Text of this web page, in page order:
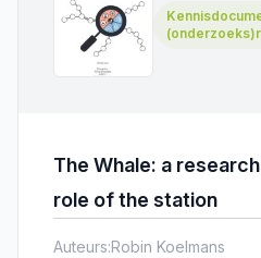
The Whale: a
role of the station
Auteurs:Robin Koelmans